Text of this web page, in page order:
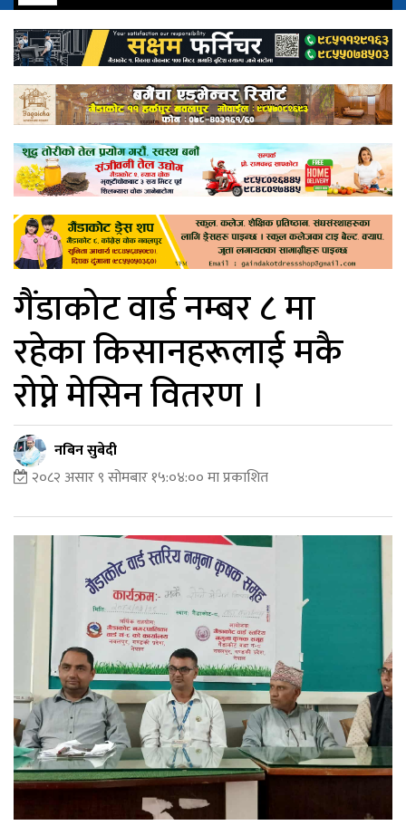
गैंडाकोट वार्ड नम्बर ८ मा
रहेका किसानहरूलाई मकै
रोप्ने मेसिन वितरण ।
नबिन सुबेदी
२०८२ असार ९ सोमबार १५:०४:०० मा प्रकाशित